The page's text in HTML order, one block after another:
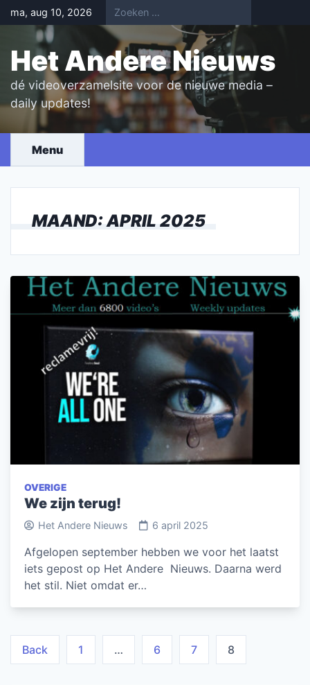
Skip
to
content
ma, aug 10, 2026
Het Andere Nieuws
dé videoverzamelsite voor de nieuwe media –
daily updates!
Menu
MAAND:APRIL 2025
OVERIGE
We zijn terug!
Het Andere Nieuws 6 april 2025
Afgelopen september hebben we voor het laatst
iets gepost op Het Andere Nieuws. Daarna werd
het stil. Niet omdat er…
Berichten
Back 1 … 6 7 8